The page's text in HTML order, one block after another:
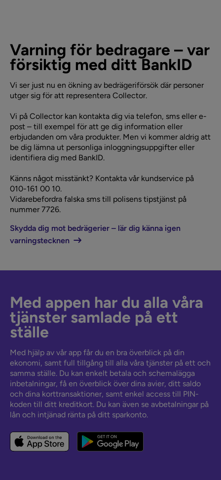
Varning för bedragare – var
försiktig med ditt BankID
Vi ser just nu en ökning av bedrägeriförsök där personer
utger sig för att representera Collector.
Vi på Collector kan kontakta dig via telefon, sms eller e-
post – till exempel för att ge dig information eller
erbjudanden om våra produkter. Men vi kommer aldrig att
be dig lämna ut personliga inloggningsuppgifter eller
identifiera dig med BankID.
Känns något misstänkt? Kontakta vår kundservice på
010-161 00 10.
Vidarebefordra falska sms till polisens tipstjänst på
nummer 7726.
Skydda dig mot bedrägerier – lär dig känna igen
varningstecknen
Med appen har du alla våra
tjänster samlade på ett
ställe
Med hjälp av vår app får du en bra överblick på din
ekonomi, samt full tillgång till alla våra tjänster på ett och
samma ställe. Du kan enkelt betala och schemalägga
inbetalningar, få en överblick över dina avier, ditt saldo
och dina korttransaktioner, samt enkel access till PIN-
koden till ditt kreditkort. Du kan även se avbetalningar på
lån och intjänad ränta på ditt sparkonto.